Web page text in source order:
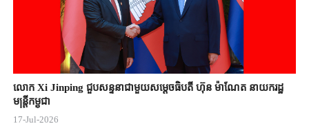
លោក Xi Jinping ជួបសន្ទនាជាមួយសម្តេចធិបតី ហ៊ុន ម៉ាណែត នាយករដ្ឋ
មន្ត្រីកម្ពុជា
17-Jul-2026